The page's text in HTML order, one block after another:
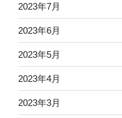
2023年7月
2023年6月
2023年5月
2023年4月
2023年3月